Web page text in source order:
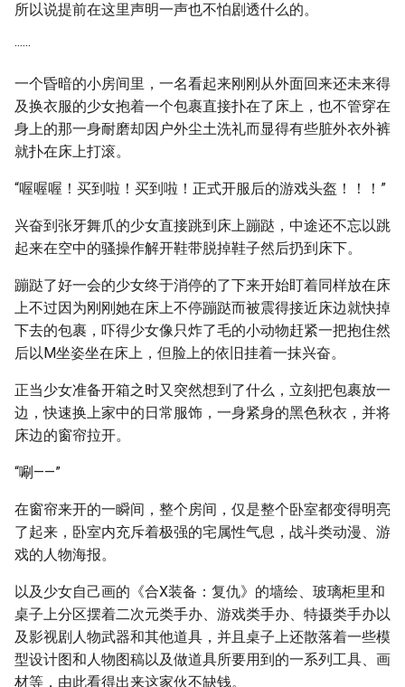
所以说提前在这里声明一声也不怕剧透什么的。
······
一个昏暗的小房间里，一名看起来刚刚从外面回来还未来得
及换衣服的少女抱着一个包裹直接扑在了床上，也不管穿在
身上的那一身耐磨却因户外尘土洗礼而显得有些脏外衣外裤
就扑在床上打滚。
“喔喔喔！买到啦！买到啦！正式开服后的游戏头盔！！！”
兴奋到张牙舞爪的少女直接跳到床上蹦跶，中途还不忘以跳
起来在空中的骚操作解开鞋带脱掉鞋子然后扔到床下。
蹦跶了好一会的少女终于消停的了下来开始盯着同样放在床
上不过因为刚刚她在床上不停蹦跶而被震得接近床边就快掉
下去的包裹，吓得少女像只炸了毛的小动物赶紧一把抱住然
后以M坐姿坐在床上，但脸上的依旧挂着一抹兴奋。
正当少女准备开箱之时又突然想到了什么，立刻把包裹放一
边，快速换上家中的日常服饰，一身紧身的黑色秋衣，并将
床边的窗帘拉开。
“唰——”
在窗帘来开的一瞬间，整个房间，仅是整个卧室都变得明亮
了起来，卧室内充斥着极强的宅属性气息，战斗类动漫、游
戏的人物海报。
以及少女自己画的《合X装备：复仇》的墙绘、玻璃柜里和
桌子上分区摆着二次元类手办、游戏类手办、特摄类手办以
及影视剧人物武器和其他道具，并且桌子上还散落着一些模
型设计图和人物图稿以及做道具所要用到的一系列工具、画
材等，由此看得出来这家伙不缺钱。